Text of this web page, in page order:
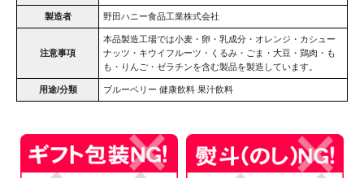
製造者 野田ハニー食品工業株式会社
注意事項
本品製造工場では小麦・卵・乳成分・オレンジ・カシュー
ナッツ・キウイフルーツ・くるみ・ごま・大豆・鶏肉・も
も・りんご・ゼラチンを含む製品を製造しています。
用途/分類 ブルーベリー 健康飲料 果汁飲料